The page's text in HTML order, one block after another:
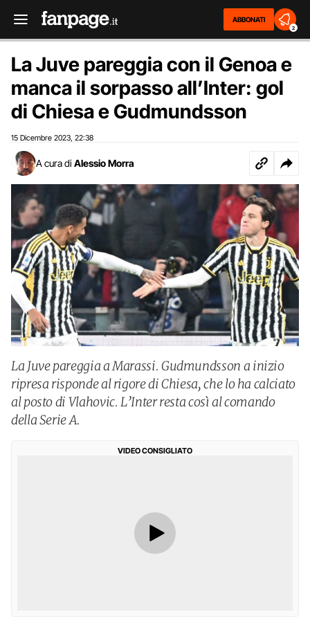
ABBONATI
2
La Juve pareggia con il Genoa e
manca il sorpasso all’Inter: gol
di Chiesa e Gudmundsson
15 Dicembre 2023 22:38
A cura di Alessio Morra
La Juve pareggia a Marassi. Gudmundsson a inizio
ripresa risponde al rigore di Chiesa, che lo ha calciato
al posto di Vlahovic. L’Inter resta così al comando
della Serie A.
VIDEO CONSIGLIATO